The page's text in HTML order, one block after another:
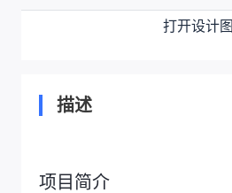
打开设计图
描述
项目简介